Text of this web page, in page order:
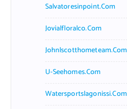
Salvatoresinpoint.com
Jovialfloralco.com
Johnlscotthometeam.com
U-Seehomes.com
Watersportslagonissi.com